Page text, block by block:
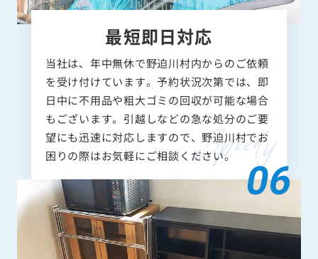
最短即日対応
当社は、年中無休で野迫川村内からのご依頼
を受け付けています。予約状況次第では、即
日中に不用品や粗大ゴミの回収が可能な場合
もございます。引越しなどの急な処分のご要
望にも迅速に対応しますので、野迫川村でお
困りの際はお気軽にご相談ください。